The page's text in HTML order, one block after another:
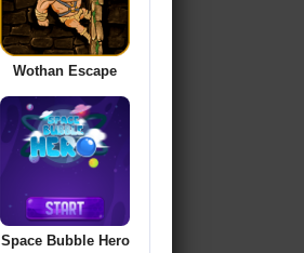
Wothan Escape
Space Bubble Hero